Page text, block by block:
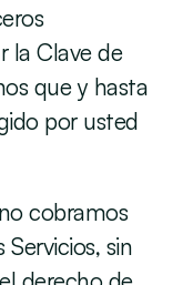
la Clave de
que y hasta
por usted
cobramos
sin